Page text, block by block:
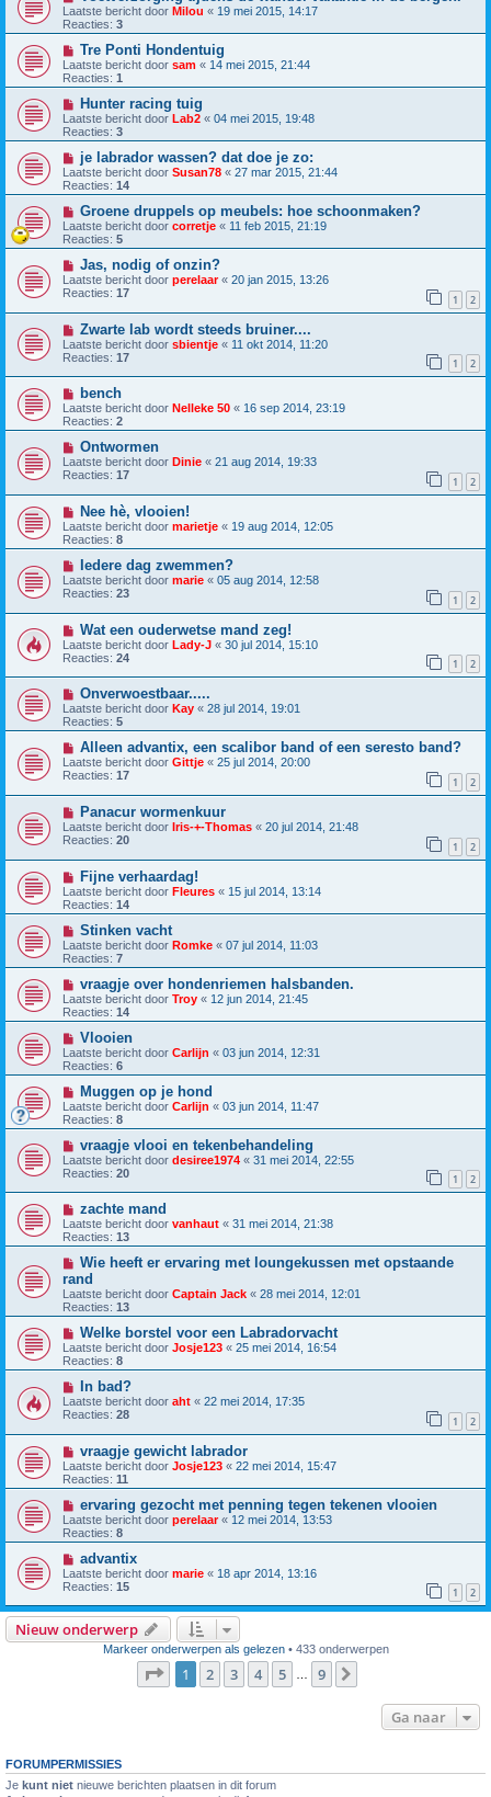
Laatste bericht door Milou « 19 mei 2015, 14:17
Reacties: 3
Tre Ponti Hondentuig
Laatste bericht door sam « 14 mei 2015, 21:44
Reacties: 1
Hunter racing tuig
Laatste bericht door Lab2 « 04 mei 2015, 19:48
Reacties: 3
je labrador wassen? dat doe je zo:
Laatste bericht door Susan78 « 27 mar 2015, 21:44
Reacties: 14
Groene druppels op meubels: hoe schoonmaken?
Laatste bericht door corretje « 11 feb 2015, 21:19
Reacties: 5
Jas, nodig of onzin?
Laatste bericht door perelaar« 20 jan 2015, 13:26
Reacties: 17 1 2
Zwarte lab wordt steeds bruiner....
Laatste bericht door sbientje « 11 okt 2014, 11:20
Reacties: 17 1 2
bench
Laatste bericht door Nelleke 50 « 16 sep 2014, 23:19
Reacties: 2
Ontwormen
Laatste bericht door Dinie « 21 aug 2014, 19:33
Reacties: 17 1 2
Nee hè, vlooien!
Laatste bericht door marietje « 19 aug 2014, 12:05
Reacties: 8
Iedere dag zwemmen?
Laatste bericht door marie « 05 aug 2014, 12:58
Reacties: 23 1 2
Wat een ouderwetse mand zeg!
Laatste bericht door Lady-J « 30 jul 2014, 15:10
Reacties: 24 1 2
Onverwoestbaar.....
Laatste bericht door Kay « 28 jul 2014, 19:01
Reacties: 5
Alleen advantix, een scalibor band of een seresto band?
Laatste bericht door Gittje « 25 jul 2014, 20:00
Reacties: 17 1 2
Panacur wormenkuur
Laatste bericht door Iris-+-Thomas « 20 jul 2014, 21:48
Reacties: 20 1 2
Fijne verhaardag!
Laatste bericht door Fleures « 15 jul 2014, 13:14
Reacties: 14
Stinken vacht
Laatste bericht door Romke « 07 jul 2014, 11:03
Reacties: 7
vraagje over hondenriemen halsbanden.
Laatste bericht door Troy « 12 jun 2014, 21:45
Reacties: 14
Vlooien
Laatste bericht door Carlijn « 03 jun 2014, 12:31
Reacties: 6
Muggen op je hond
Laatste bericht door Carlijn « 03 jun 2014, 11:47
Reacties: 8
vraagje vlooi en tekenbehandeling
Laatste bericht door desiree1974 « 31 mei 2014, 22:55
Reacties: 20 1 2
zachte mand
Laatste bericht door vanhaut « 31 mei 2014, 21:38
Reacties: 13
Wie heeft er ervaring met loungekussen met opstaande
rand
Laatste bericht door Captain Jack « 28 mei 2014, 12:01
Reacties: 13
Welke borstel voor een Labradorvacht
Laatste bericht door Josje123 « 25 mei 2014, 16:54
Reacties: 8
In bad?
Laatste bericht door aht « 22 mei 2014, 17:35
Reacties: 28 1 2
vraagje gewicht labrador
Laatste bericht door Josje123 « 22 mei 2014, 15:47
Reacties: 11
ervaring gezocht met penning tegen tekenen vlooien
Laatste bericht door perelaar« 12 mei 2014, 13:53
Reacties: 8
advantix
Laatste bericht door marie « 18 apr 2014, 13:16
Reacties: 15 1 2
Nieuw onderwerp
Markeer onderwerpen als gelezen• 433 onderwerpen
Pagina van 9
1 2 3 4 5 … 9
Ga naar
FORUMPERMISSIES
Je kunt niet nieuwe berichten plaatsen in dit forum